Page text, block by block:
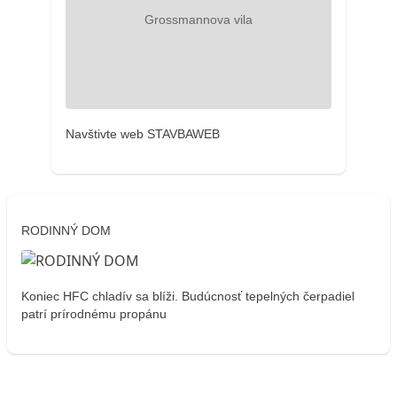
Navštivte web STAVBAWEB
RODINNÝ DOM
Koniec HFC chladív sa blíži. Budúcnosť tepelných čerpadiel
patrí prírodnému propánu